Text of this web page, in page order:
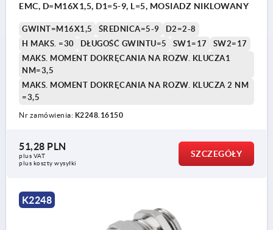
EMC, D=M16X1,5, D1=5-9, L=5, MOSIADZ NIKLOWANY
GWINT=M16X1,5 ŚREDNICA=5-9
D2=2-8
H MAKS. =30
DŁUGOŚĆ GWINTU=5 SW1=17
SW2=17
MAKS. MOMENT DOKRĘCANIA NA ROZW. KLUCZA1
NM=3,5
MAKS. MOMENT DOKRĘCANIA NA ROZW. KLUCZA 2 NM
=3,5
Nr zamówienia: K2248.16150
51,28 PLN
plus VAT
plus koszty wysyłki
SZCZEGÓŁY
K2248